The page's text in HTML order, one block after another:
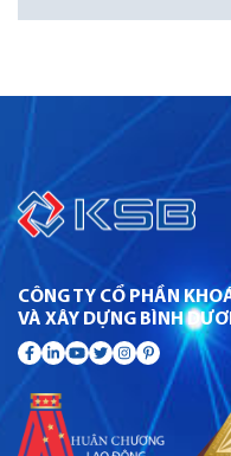
CÔNG TY CỔ PHẦN
VÀ XÂY DỰNG BÌNH